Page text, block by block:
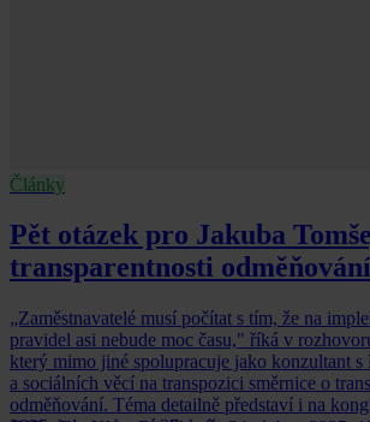
Články
Pět otázek pro Jakuba
transparentnosti odměňování
„Zaměstnavatelé musí počítat s tím, že na
pravidel asi nebude moc času," říká v
který mimo jiné spolupracuje jako konzultant s
a sociálních věcí na transpozici směrnice o
odměňování. Téma detailně představí i na